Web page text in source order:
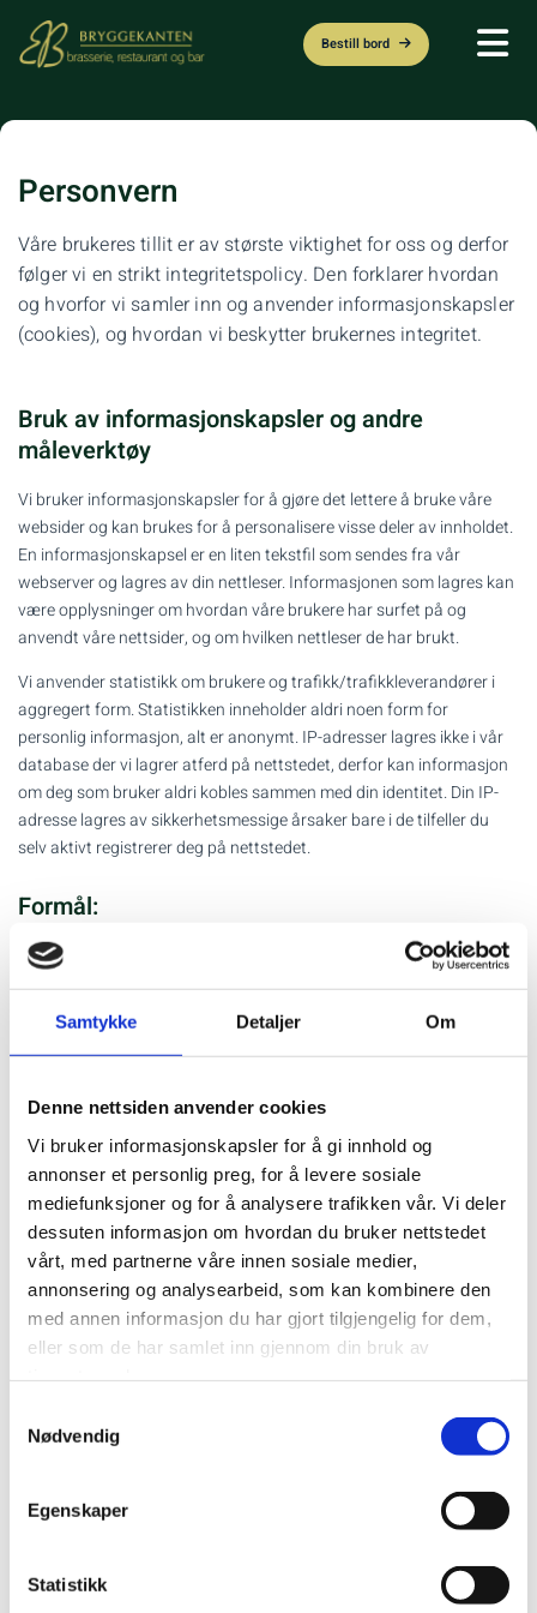
Samtykke Detaljer Om
Denne nettsiden anvender cookies
Vi bruker informasjonskapsler for å gi innhold og
annonser et personlig preg, for å levere sosiale
mediefunksjoner og for å analysere trafikken vår. Vi deler
dessuten informasjon om hvordan du bruker nettstedet
vårt, med partnerne våre innen sosiale medier,
annonsering og analysearbeid, som kan kombinere den
med annen informasjon du har gjort tilgjengelig for dem,
eller som de har samlet inn gjennom din bruk av
Nødvendig
Egenskaper
Statistikk
Bestill bord
Personvern
Våre brukeres tillit er av største viktighet for oss og derfor
følger vi en strikt integritetspolicy. Den forklarer hvordan
og hvorfor vi samler inn og anvender informasjonskapsler
(cookies), og hvordan vi beskytter brukernes integritet.
Bruk av informasjonskapsler og andre
måleverktøy
Vi bruker informasjonskapsler for å gjøre det lettere å bruke våre
websider og kan brukes for å personalisere visse deler av innholdet.
En informasjonskapsel er en liten tekstfil som sendes fra vår
webserver og lagres av din nettleser. Informasjonen som lagres kan
være opplysninger om hvordan våre brukere har surfet på og
anvendt våre nettsider, og om hvilken nettleser de har brukt.
Vi anvender statistikk om brukere og trafikk/trafikkleverandører i
aggregert form. Statistikken inneholder aldri noen form for
personlig informasjon, alt er anonymt. IP-adresser lagres ikke i vår
database der vi lagrer atferd på nettstedet, derfor kan informasjon
om deg som bruker aldri kobles sammen med din identitet. Din IP-
adresse lagres av sikkerhetsmessige årsaker bare i de tilfeller du
selv aktivt registrerer deg på nettstedet.
Formål:
Utvikle og forbedre nettstedet gjennom å forstå hvordan det
anvendes.
Beregne og rapportere brukerantall og trafikk.
Gjøre det mulig for systemet å kjenne igjen faste brukere for å
kunne tilpasse tjenestene.
Iblant anvender vi tredjepartsinformasjonskapsler fra andre
firma for å gjøre markedsundersøkelser og trafikkmålinger,
og for å forbedre funksjonaliteten på nettstedet.
Slik forhindrer du at informasjonskapsler
lagres
Du kan slette informasjonskapsler fra din harddisk når som helst,
også endre innstillingene i din nettleser slik at den ikke tillater at
dårligere funksjonalitet på visse websider, kan forhindre tilgang til
medlemssider og gjøre at deler av innhold og enkelte funksjoner ikke
Hvis du ikke ønsker å bli sporet av Google Analytics kan dette